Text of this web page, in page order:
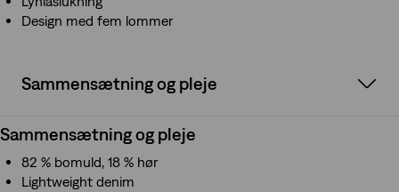
Design med fem lommer
Sammensætning og pleje
Sammensætning og pleje
82 % bomuld, 18 % hør
Lightweight denim